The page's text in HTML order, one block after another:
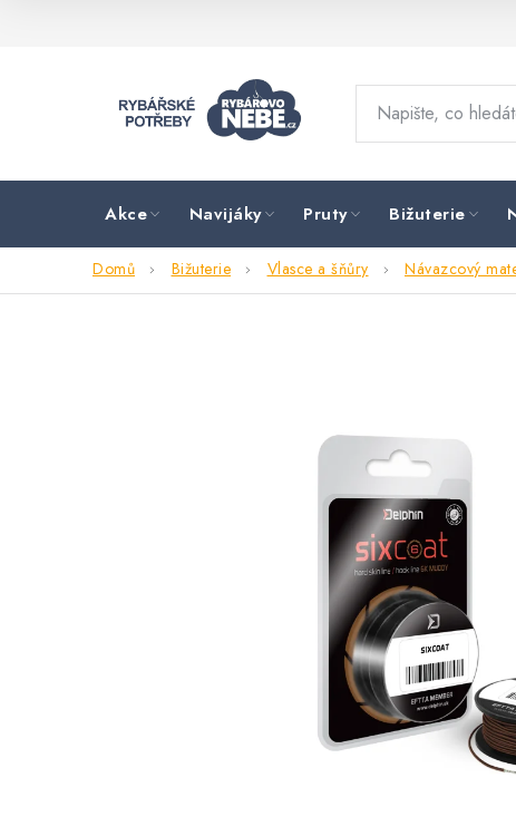
Akce Navijáky Pruty Bižuterie
Domů Bižuterie Vlasce a šňůry Návazcový